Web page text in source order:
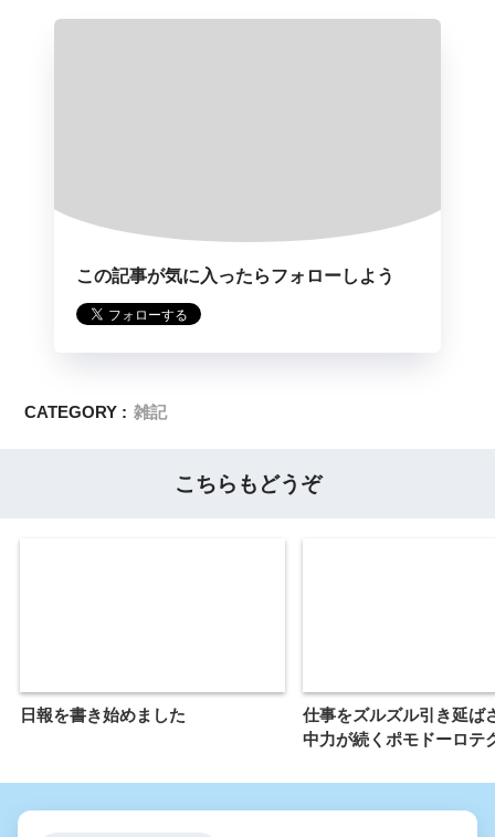
この記事が気に入ったらフォローしよう
CATEGORY : 雑記
こちらもどうぞ
日報を書き始めました
仕事をズルズル引き延ば
中力が続くポモドーロテ